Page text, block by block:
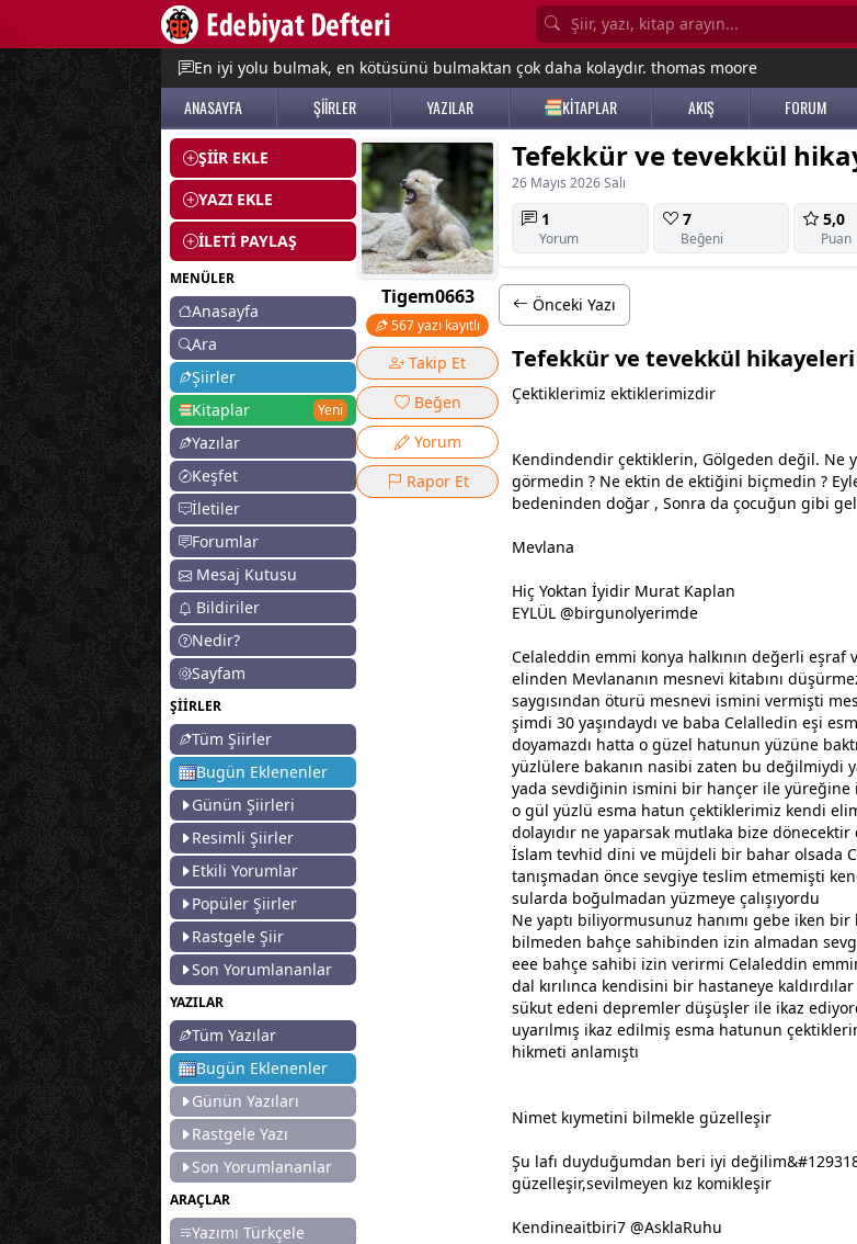
En iyi yolu bulmak, en kötüsünü bulmaktan çok daha kolaydır. thomas moore
ANASAYFA ŞİİRLER YAZILAR KİTAPLAR AKIŞ FORUM
ŞİİR EKLE
YAZI EKLE
İLETİ PAYLAŞ
MENÜLER
Anasayfa
Ara
Şiirler
Kitaplar
Yeni
Yazılar
Keşfet
İletiler
Forumlar
Mesaj Kutusu
Bildiriler
Nedir?
Sayfam
ŞİİRLER
Tüm Şiirler
Bugün Eklenenler
Günün Şiirleri
Resimli Şiirler
Etkili Yorumlar
Popüler Şiirler
Rastgele Şiir
Son Yorumlananlar
YAZILAR
Tüm Yazılar
Bugün Eklenenler
Günün Yazıları
Rastgele Yazı
Son Yorumlananlar
ARAÇLAR
Yazımı Türkçele
Tigem0663
567 yazı kayıtlı
Takip Et
Beğen
Yorum
Rapor Et
Tefekkür ve tevekkül
26 Mayıs 2026 Salı
1
Yorum
7
Beğeni
5,0
Puan
Önceki Yazı
Tefekkür ve tevekkül hikayeleri
Çektiklerimiz ektiklerimizdir
Kendindendir çektiklerin, Gölgeden değil. Ne
görmedin ? Ne ektin de ektiğini biçmedin ?
bedeninden doğar , Sonra da çocuğun gibi
Mevlana
Hiç Yoktan İyidir Murat Kaplan
EYLÜL @birgunolyerimde
Celaleddin emmi konya halkının değerli eşraf
elinden Mevlananın mesnevi kitabını
saygısından öturü mesnevi ismini vermişti
şimdi 30 yaşındaydı ve baba Celalledin eşi
doyamazdı hatta o güzel hatunun yüzüne
yüzlülere bakanın nasibi zaten bu değilmiydi
yada sevdiğinin ismini bir hançer ile yüreğine
o gül yüzlü esma hatun çektiklerimiz kendi
dolayıdır ne yaparsak mutlaka bize dönecektir
İslam tevhid dini ve müjdeli bir bahar olsada
tanışmadan önce sevgiye teslim etmemişti
sularda boğulmadan yüzmeye çalışıyordu
Ne yaptı biliyormusunuz hanımı gebe iken
bilmeden bahçe sahibinden izin almadan
eee bahçe sahibi izin verirmi Celaleddin
dal kırılınca kendisini bir hastaneye kaldırdılar
sükut edeni depremler düşüşler ile ikaz
uyarılmış ikaz edilmiş esma hatunun
hikmeti anlamıştı
Nimet kıymetini bilmekle güzelleşir
Şu lafı duyduğumdan beri iyi
güzelleşir,sevilmeyen kız komikleşir
Kendineaitbiri7 @AsklaRuhu
menu